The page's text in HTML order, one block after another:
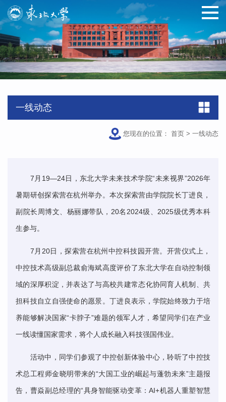
一线动态
您现在的位置： 首页 > 一线动态
7月19—24日，东北大学未来技术学院“未来视界”2026年
暑期研创探索营在杭州举办。本次探索营由学院院长丁进良，
副院长周博文、杨丽娜带队，20名2024级、2025级优秀本科
生参与。
7月20日，探索营在杭州中控科技园开营。开营仪式上，
中控技术高级副总裁俞海斌高度评价了东北大学在自动控制领
域的深厚积淀，并表达了与高校共建常态化协同育人机制、共
担科技自立自强使命的愿景。丁进良表示，学院始终致力于培
养能够解决国家“卡脖子”难题的领军人才，希望同学们在产业
一线读懂国家需求，将个人成长融入科技强国伟业。
活动中，同学们参观了中控创新体验中心，聆听了中控技
术总工程师金晓明带来的“大国工业的崛起与蓬勃未来”主题报
告，曹焱副总经理的“具身智能驱动变革：AI+机器人重塑智慧